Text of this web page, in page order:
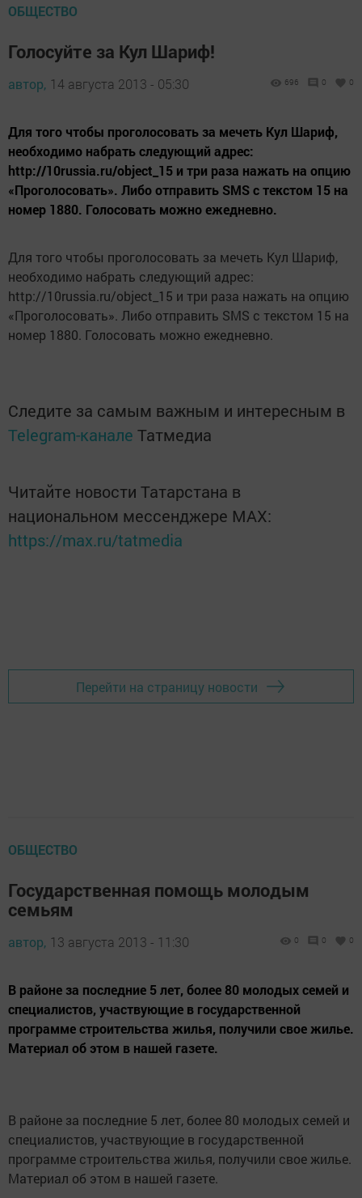
ОБЩЕСТВО
Голосуйте за Кул Шариф!
автор, 14 августа 2013 - 05:30 696 0 0
Для того чтобы проголосовать за мечеть Кул Шариф,
необходимо набрать следующий адрес:
http://10russia.ru/object_15 и три раза нажать на опцию
«Проголосовать». Либо отправить SMS с текстом 15 на
номер 1880. Голосовать можно ежедневно.
Для того чтобы проголосовать за мечеть Кул Шариф,
необходимо набрать следующий адрес:
http://10russia.ru/object_15 и три раза нажать на опцию
«Проголосовать». Либо отправить SMS с текстом 15 на
номер 1880. Голосовать можно ежедневно.
Следите за самым важным и интересным в
Telegram-канале Татмедиа
Читайте новости Татарстана в
национальном мессенджере MАХ:
https://max.ru/tatmedia
Перейти на страницу новости
ОБЩЕСТВО
Государственная помощь молодым
семьям
автор, 13 августа 2013 - 11:30 0 0 0
В районе за последние 5 лет, более 80 молодых семей и
специалистов, участвующие в государственной
программе строительства жилья, получили свое жилье.
Материал об этом в нашей газете.
В районе за последние 5 лет, более 80 молодых семей и
специалистов, участвующие в государственной
программе строительства жилья, получили свое жилье.
Материал об этом в нашей газете.